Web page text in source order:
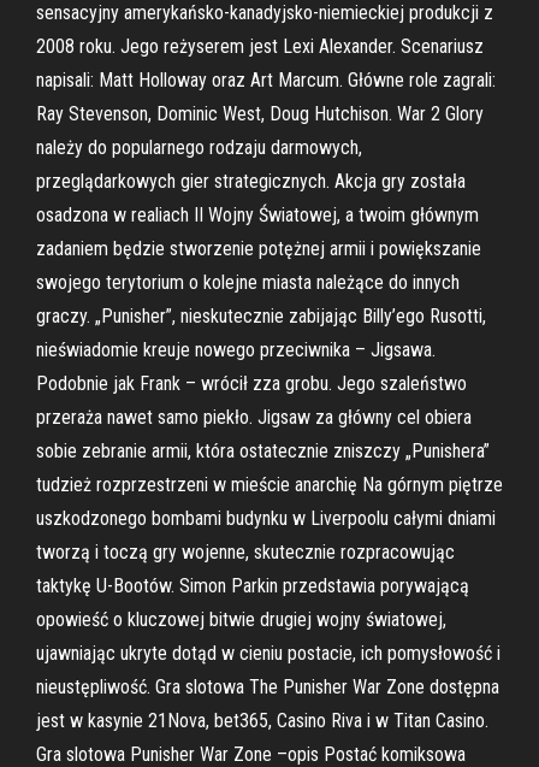
sensacyjny amerykańsko-kanadyjsko-niemieckiej produkcji z
2008 roku. Jego reżyserem jest Lexi Alexander. Scenariusz
napisali: Matt Holloway oraz Art Marcum. Główne role zagrali:
Ray Stevenson, Dominic West, Doug Hutchison. War 2 Glory
należy do popularnego rodzaju darmowych,
przeglądarkowych gier strategicznych. Akcja gry została
osadzona w realiach II Wojny Światowej, a twoim głównym
zadaniem będzie stworzenie potężnej armii i powiększanie
swojego terytorium o kolejne miasta należące do innych
graczy. „Punisher”, nieskutecznie zabijając Billy’ego Rusotti,
nieświadomie kreuje nowego przeciwnika – Jigsawa.
Podobnie jak Frank – wrócił zza grobu. Jego szaleństwo
przeraża nawet samo piekło. Jigsaw za główny cel obiera
sobie zebranie armii, która ostatecznie zniszczy „Punishera”
tudzież rozprzestrzeni w mieście anarchię Na górnym piętrze
uszkodzonego bombami budynku w Liverpoolu całymi dniami
tworzą i toczą gry wojenne, skutecznie rozpracowując
taktykę U-Bootów. Simon Parkin przedstawia porywającą
opowieść o kluczowej bitwie drugiej wojny światowej,
ujawniając ukryte dotąd w cieniu postacie, ich pomysłowość i
nieustępliwość. Gra slotowa The Punisher War Zone dostępna
jest w kasynie 21Nova, bet365, Casino Riva i w Titan Casino.
Gra slotowa Punisher War Zone –opis Postać komiksowa